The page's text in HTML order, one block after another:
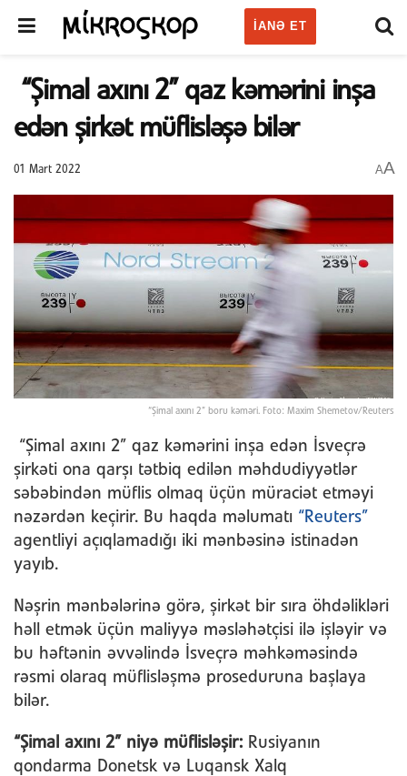
IANƏ ET
“Şimal axını 2” qaz kəmərini inşa
edən şirkət müflisləşə bilər
01 Mart 2022 AA
“Şimal axını 2” boru kəməri. Foto: Maxim Shemetov/Reuters
“Şimal axını 2” qaz kəmərini inşa edən İsveçrə
şirkəti ona qarşı tətbiq edilən məhdudiyyətlər
səbəbindən müflis olmaq üçün müraciət etməyi
nəzərdən keçirir. Bu haqda məlumatı “Reuters”
agentliyi açıqlamadığı iki mənbəsinə istinadən
yayıb.
Nəşrin mənbələrinə görə, şirkət bir sıra öhdəlikləri
həll etmək üçün maliyyə məsləhətçisi ilə işləyir və
bu həftənin əvvəlində İsveçrə məhkəməsində
rəsmi olaraq müflisləşmə proseduruna başlaya
bilər.
“Şimal axını 2” niyə müflisləşir: Rusiyanın
qondarma Donetsk və Luqansk Xalq